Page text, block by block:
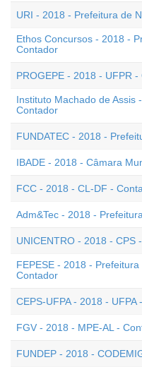
URI - 2018 - Prefeitura de
Ethos Concursos - 2018 -
Contador
PROGEPE - 2018 - UFPR -
Instituto Machado de Assis
Contador
FUNDATEC - 2018 -
IBADE - 2018 - Câmara
FCC - 2018 - CL-DF -
Adm&Tec - 2018 -
UNICENTRO - 2018 - CPS
FEPESE - 2018 -
Contador
CEPS-UFPA - 2018 - UFPA
FGV - 2018 - MPE-AL -
FUNDEP - 2018 -